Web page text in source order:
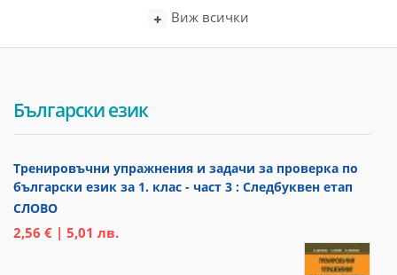
Виж всички
Български език
Тренировъчни упражнения и задачи за проверка по
български език за 1. клас - част 3 : Следбуквен етап
СЛОВО
2,56 € | 5,01 лв.